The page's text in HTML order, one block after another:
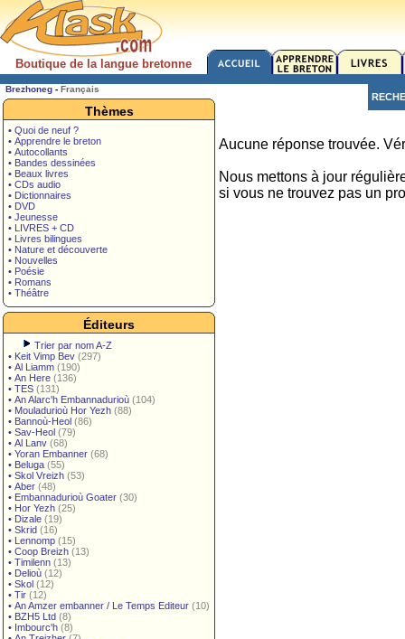
Boutique de la langue bretonne
Brezhoneg - Français
Thèmes
• Quoi de neuf ?
• Apprendre le breton
• Autocollants
• Bandes dessinées
• Beaux livres
• CDs audio
• Dictionnaires
• DVD
• Jeunesse
• LIVRES + CD
• Livres bilingues
• Nature et découverte
• Nouvelles
• Poésie
• Romans
• Théâtre
Éditeurs
Trier par nom A-Z
• Keit Vimp Bev (297)
• Al Liamm (190)
• An Here (136)
• TES (131)
• An Alarc'h Embannadurioù (104)
• Mouladurioù Hor Yezh (88)
• Bannoù-Heol (86)
• Sav-Heol (79)
• Al Lanv (68)
• Yoran Embanner (68)
• Beluga (55)
• Skol Vreizh (53)
• Aber (48)
• Embannadurioù Goater (30)
• Hor Yezh (25)
• Dizale (19)
• Skrid (16)
• Lennomp (15)
• Coop Breizh (13)
• Timilenn (13)
• Delioù (12)
• Skol (12)
• Tir (12)
• An Amzer embanner / Le Temps Editeur (10)
• BZH5 Ltd (8)
• Imbourc'h (8)
Aucune réponse trouvée.
Nous mettons à jour
si vous ne trouvez pas un